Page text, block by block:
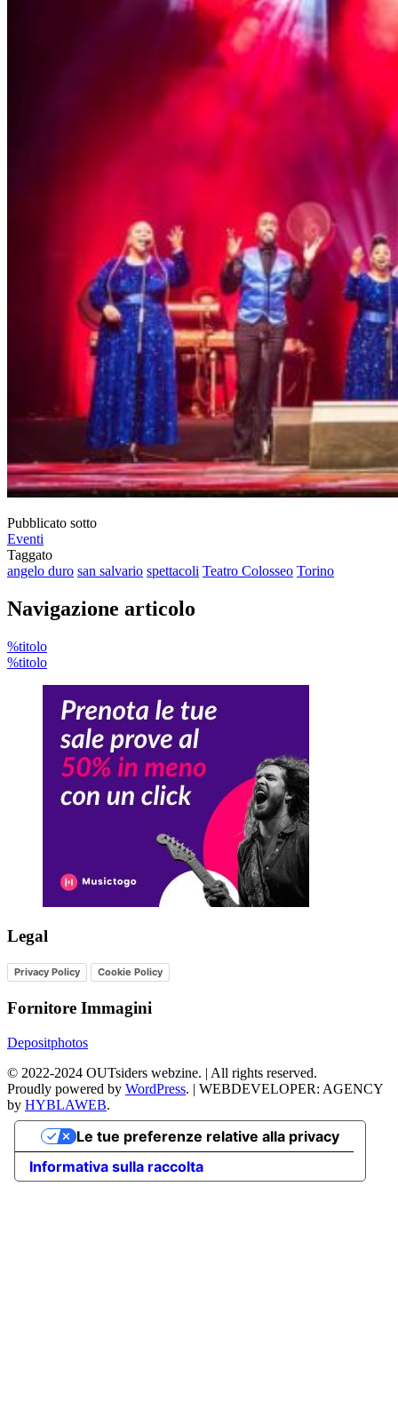
Pubblicato sotto
Eventi
Taggato
angelo duro san salvario spettacoli Teatro Colosseo Torino
Navigazione articolo
%titolo
%titolo
Legal
Privacy Policy Cookie Policy
Fornitore Immagini
Depositphotos
© 2022-2024 OUTsiders webzine. | All rights reserved.
Proudly powered by WordPress. | WEBDEVELOPER: AGENCY
by HYBLAWEB.
Informativa sulla raccolta
Le tue preferenze relative alla privacy